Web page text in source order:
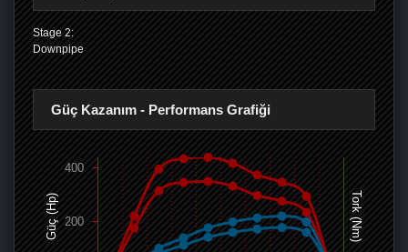
Stage 2:
Downpipe
Güç Kazanım - Performans Grafiği
Güç (Hp) Tork (Nm)
200
400